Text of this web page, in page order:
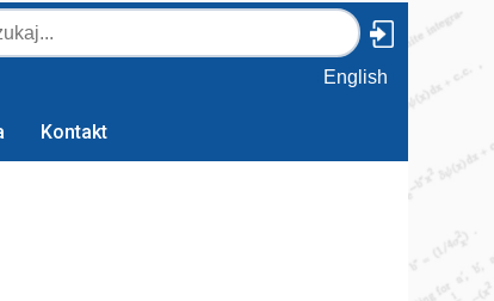
English
Kontakt